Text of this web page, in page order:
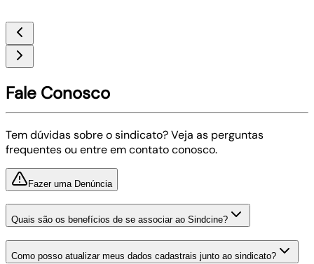
Fale Conosco
Tem dúvidas sobre o sindicato? Veja as perguntas
frequentes ou entre em contato conosco.
Fazer uma Denúncia
Quais são os benefícios de se associar ao Sindcine?
Como posso atualizar meus dados cadastrais junto ao sindicato?